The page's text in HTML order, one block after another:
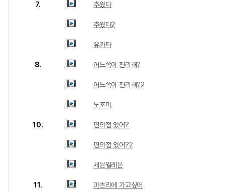
7. 추웠다
추웠다2
유카타
8. 어느쪽이 편리해?
어느쪽이 편리해?2
노조미
10. 편의점 있어?
편의점 있어?2
세븐일레븐
11. 마츠리에 가고싶어